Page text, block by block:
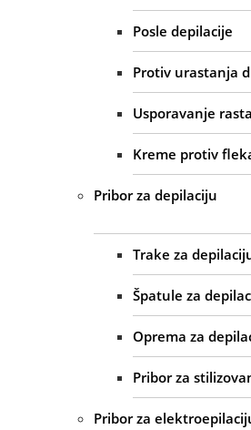
Posle depilacije
Protiv urastanja
Usporavanje
Kreme protiv
Pribor za depilaciju
Trake za
Špatule za
Oprema za
Pribor za
Pribor za